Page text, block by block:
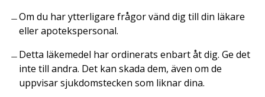
Om du har ytterligare frågor vänd dig till din läkare
eller apotekspersonal.
Detta läkemedel har ordinerats enbart åt dig. Ge det
inte till andra. Det kan skada dem, även om de
uppvisar sjukdomstecken som liknar dina.